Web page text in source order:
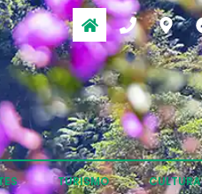
TURISMO CULTURA